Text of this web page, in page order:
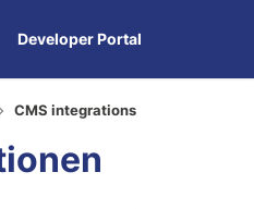
Developer Portal
CMS integrations